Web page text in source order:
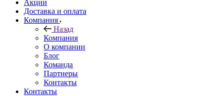
Акции
Доставка и оплата
Компания
Назад
Компания
О компании
Блог
Команда
Партнеры
Контакты
Контакты